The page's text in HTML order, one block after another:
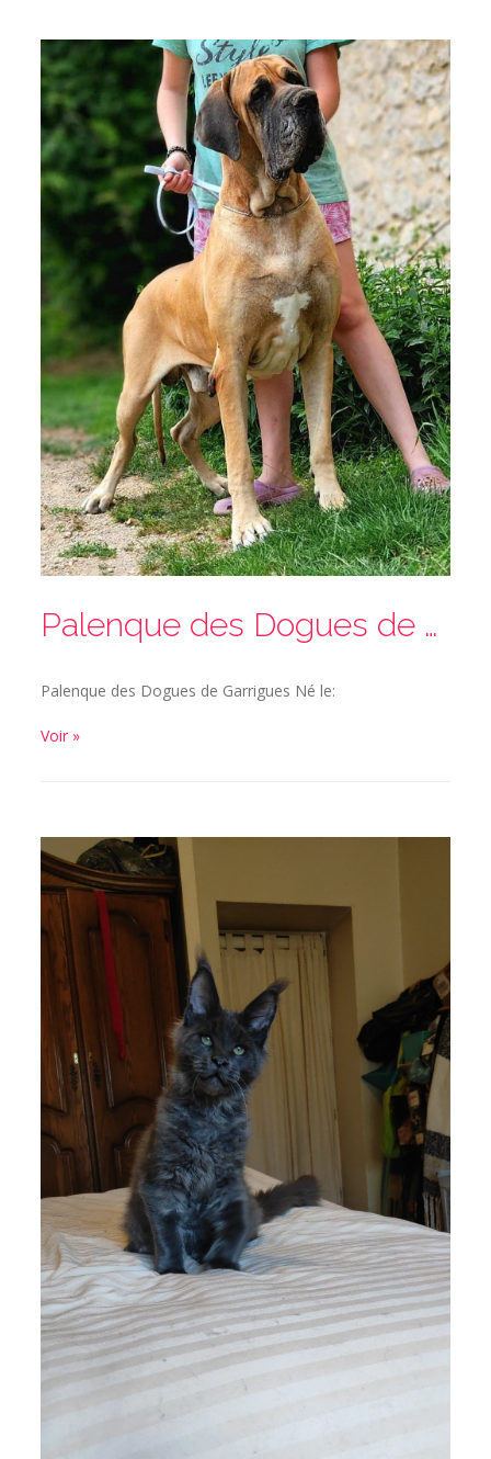
Palenque des Dogues de Garrigues
Palenque des Dogues de Garrigues Né le:
Voir »